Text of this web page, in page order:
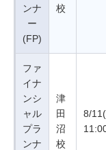
ンナ
ー
(FP)
校
ファ
イナ
ンシ
ャル
プラ
ンナ
津
田
沼
校
8/